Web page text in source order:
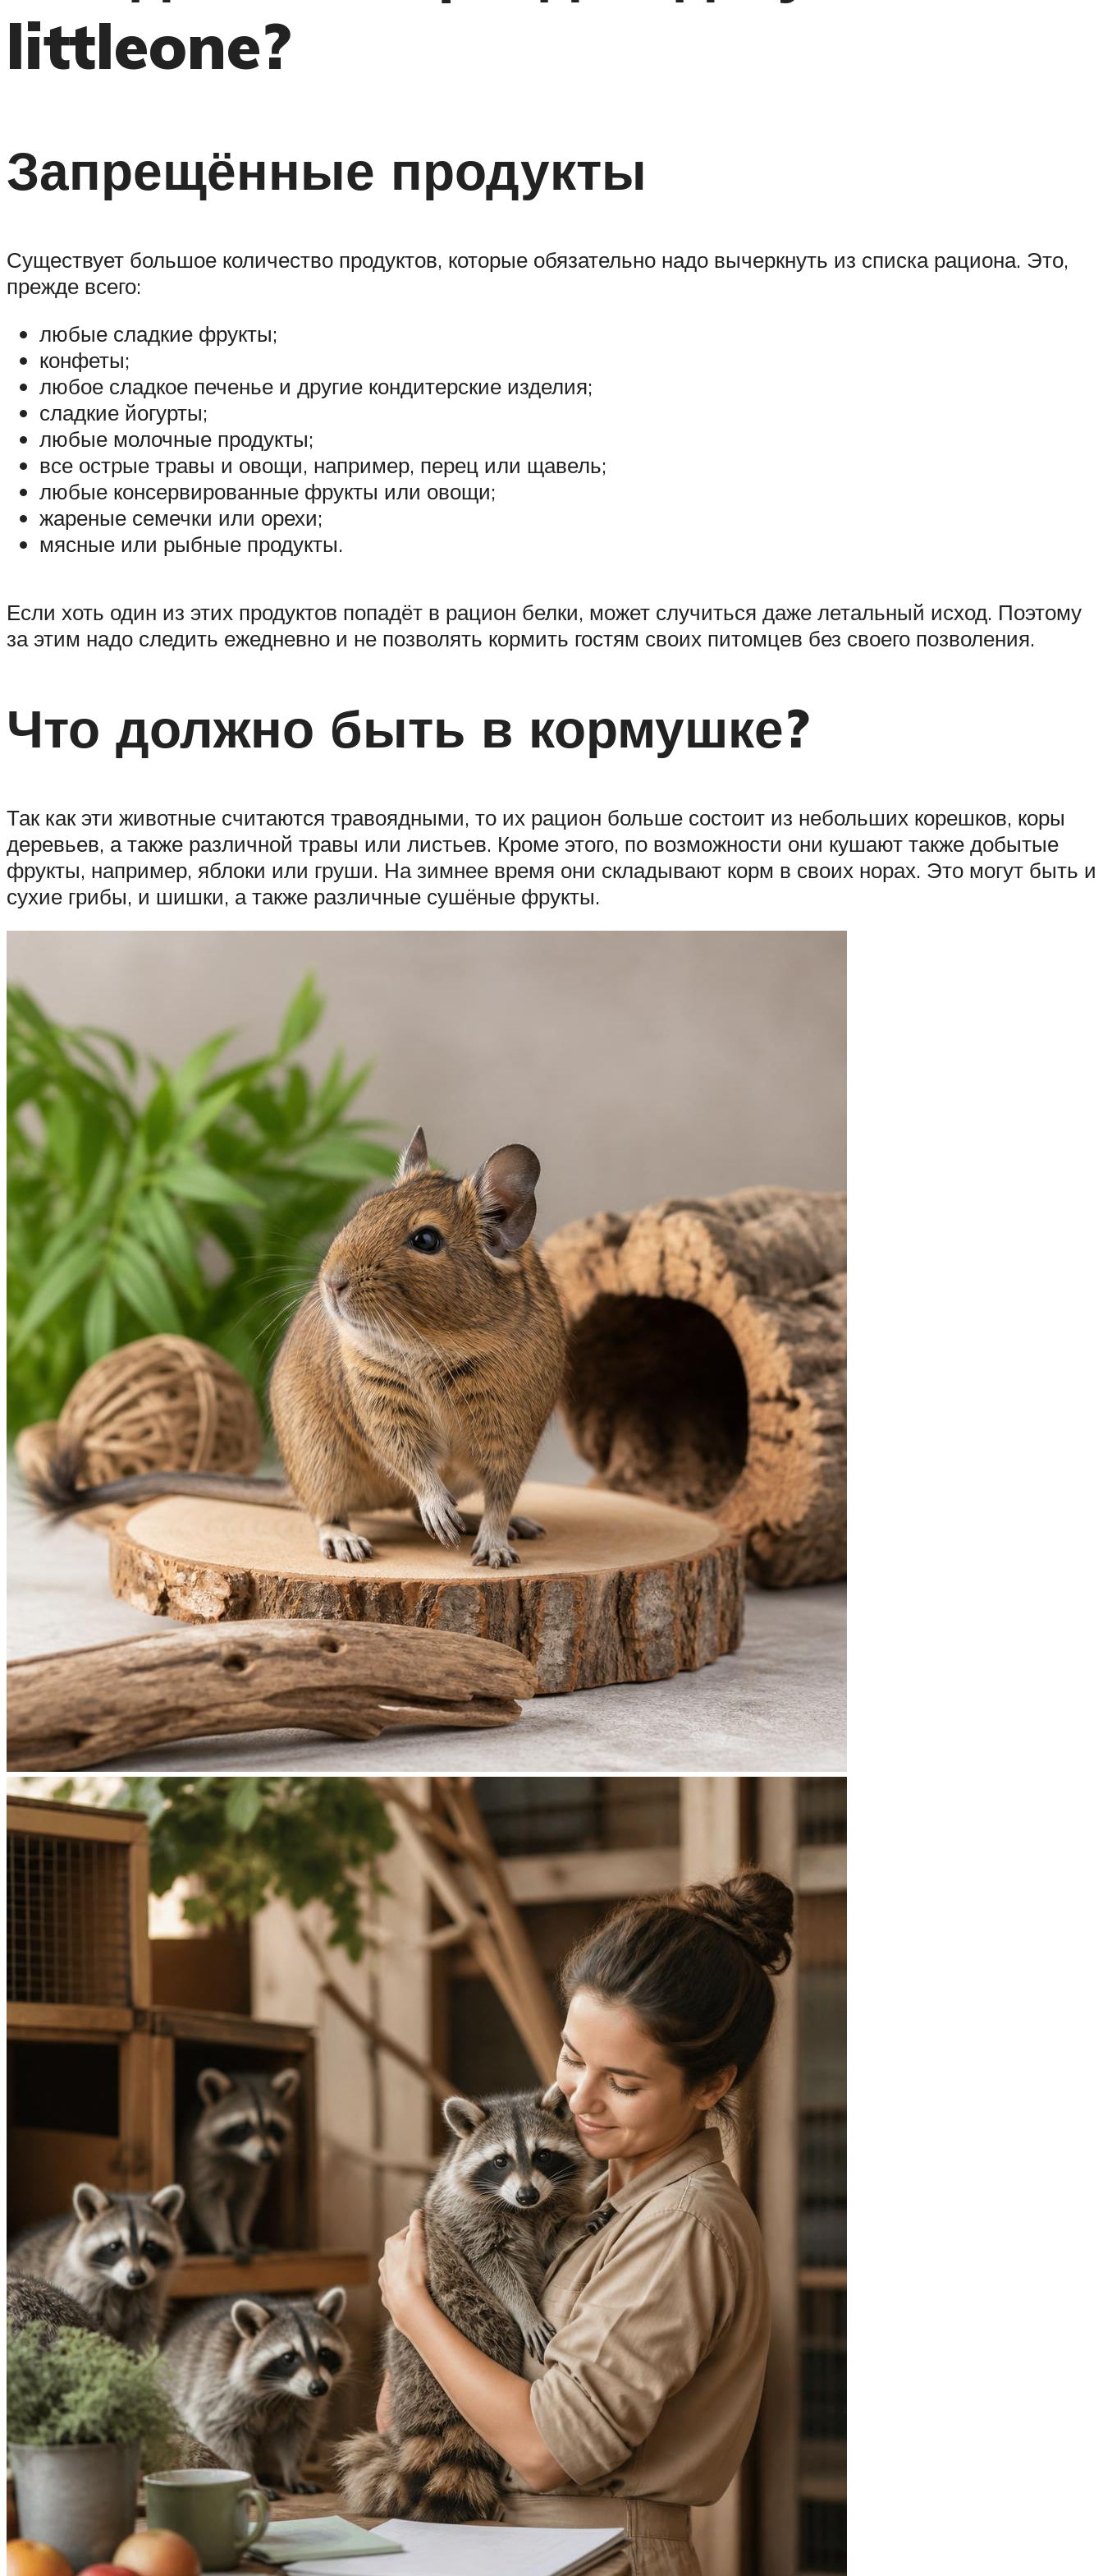
littleone?
Запрещённые продукты
Существует большое количество продуктов, которые обязательно надо вычеркнуть из списка рациона. Это,
прежде всего:
любые сладкие фрукты;
конфеты;
любое сладкое печенье и другие кондитерские изделия;
сладкие йогурты;
любые молочные продукты;
все острые травы и овощи, например, перец или щавель;
любые консервированные фрукты или овощи;
жареные семечки или орехи;
мясные или рыбные продукты.
Если хоть один из этих продуктов попадёт в рацион белки, может случиться даже летальный исход. Поэтому
за этим надо следить ежедневно и не позволять кормить гостям своих питомцев без своего позволения.
Что должно быть в кормушке?
Так как эти животные считаются травоядными, то их рацион больше состоит из небольших корешков, коры
деревьев, а также различной травы или листьев. Кроме этого, по возможности они кушают также добытые
фрукты, например, яблоки или груши. На зимнее время они складывают корм в своих норах. Это могут быть и
сухие грибы, и шишки, а также различные сушёные фрукты.